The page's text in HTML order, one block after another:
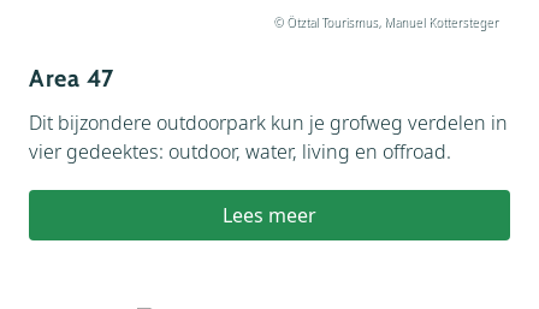
© Ötztal Tourismus, Manuel Kottersteger
Area 47
Dit bijzondere outdoorpark kun je grofweg verdelen in
vier gedeektes: outdoor, water, living en offroad.
Lees meer